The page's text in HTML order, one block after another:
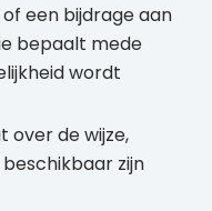
een bijdrage aan
bepaalt mede
wordt
over de wijze,
zijn